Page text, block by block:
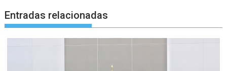
Entradas relacionadas